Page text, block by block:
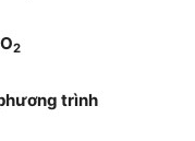
2
trình